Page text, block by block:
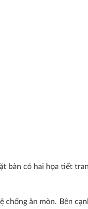
bàn có hai họa tiết
ăn mòn. Bên